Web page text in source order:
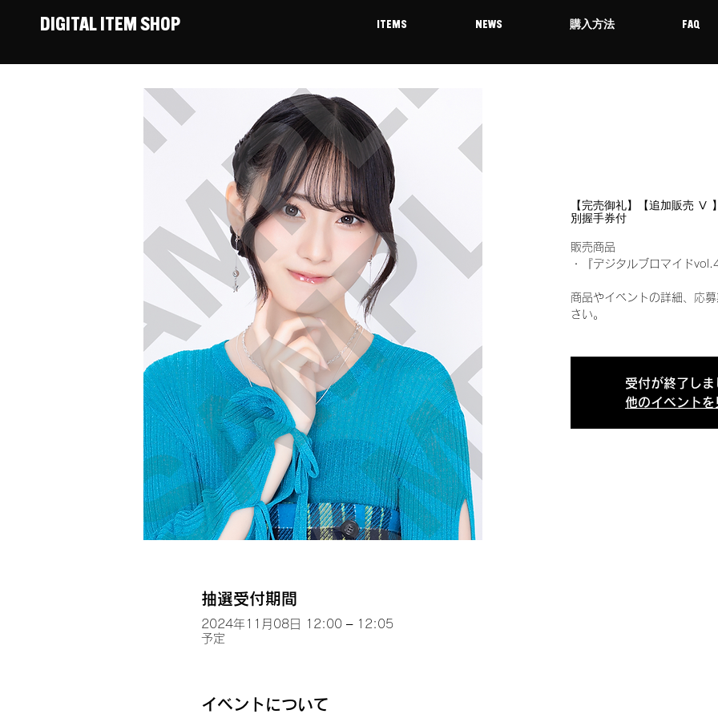
DIGITAL ITEM SHOP ITEMS NEWS 購入方法 FAQ
【完売御礼】【追加販売 Ⅴ
別握手券付
販売商品
・『デジタルブロマイド
商品やイベントの詳細、応
さい。
受付が終了しま
他のイベントを
抽選受付期間
2024年11月08日 12:00 – 12:05
予定
イベントについて